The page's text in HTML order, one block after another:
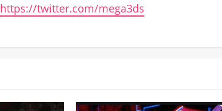
https://twitter.com/mega3ds